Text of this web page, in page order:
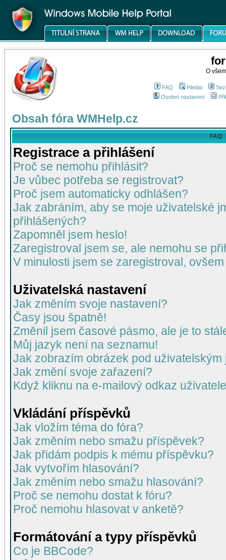
O
FAQ Hledat
Osobní nastavení
Obsah fóra WMHelp.cz
FAQ
Registrace a přihlášení
Proč se nemohu přihlásit?
Je vůbec potřeba se registrovat?
Proč jsem automaticky odhlášen?
Jak zabráním, aby se moje uživatelské
přihlášených?
Zapomněl jsem heslo!
Zaregistroval jsem se, ale nemohu se
V minulosti jsem se zaregistroval,
Uživatelská nastavení
Jak změním svoje nastavení?
Časy jsou špatně!
Změnil jsem časové pásmo, ale je to
Můj jazyk není na seznamu!
Jak zobrazím obrázek pod uživatelským
Jak změní svoje zařazení?
Když kliknu na e-mailový odkaz
Vkládání příspěvků
Jak vložím téma do fóra?
Jak změním nebo smažu příspěvek?
Jak přidám podpis k mému příspěvku?
Jak vytvořím hlasování?
Jak změním nebo smažu hlasování?
Proč se nemohu dostat k fóru?
Proč nemohu hlasovat v anketě?
Formátování a typy příspěvků
Co je BBCode?